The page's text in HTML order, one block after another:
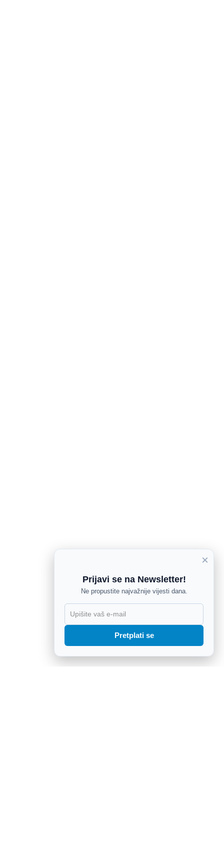
×
Prijavi se na Newsletter!
Ne propustite najvažnije vijesti dana.
Pretplati se